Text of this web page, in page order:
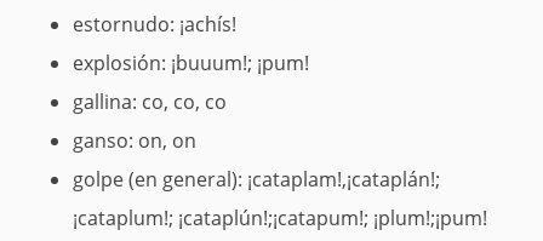
estornudo: ¡achís!
explosión: ¡buuum!; ¡pum!
gallina: co, co, co
ganso: on, on
golpe (en general): ¡cataplam!,¡cataplán!;
¡cataplum!; ¡cataplún!;¡catapum!; ¡plum!;¡pum!